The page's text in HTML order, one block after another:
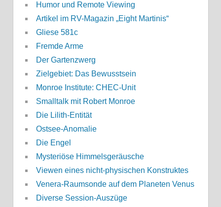
Humor und Remote Viewing
Artikel im RV-Magazin „Eight Martinis“
Gliese 581c
Fremde Arme
Der Gartenzwerg
Zielgebiet: Das Bewusstsein
Monroe Institute: CHEC-Unit
Smalltalk mit Robert Monroe
Die Lilith-Entität
Ostsee-Anomalie
Die Engel
Mysteriöse Himmelsgeräusche
Viewen eines nicht-physischen Konstruktes
Venera-Raumsonde auf dem Planeten Venus
Diverse Session-Auszüge